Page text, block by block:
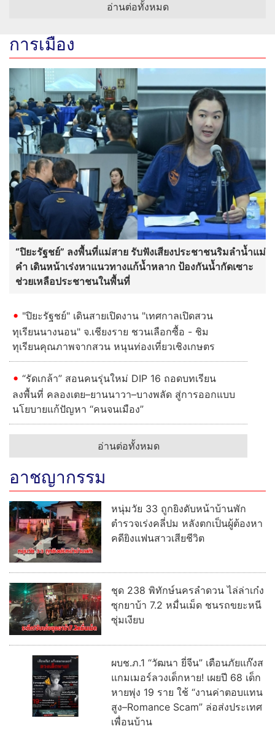
อ่านต่อทั้งหมด
การเมือง
“ปิยะรัฐชย์” ลงพื้นที่แม่สาย รับฟังเสียงประชาชนริมลำน้ำแม่
คำ เดินหน้าเร่งหาแนวทางแก้น้ำหลาก ป้องกันน้ำกัดเซาะ
ช่วยเหลือประชาชนในพื้นที่
"ปิยะรัฐชย์" เดินสายเปิดงาน "เทศกาลเปิดสวน
ทุเรียนนางนอน" จ.เชียงราย ชวนเลือกซื้อ - ชิม
ทุเรียนคุณภาพจากสวน หนุนท่องเที่ยวเชิงเกษตร
“รัดเกล้า” สอนคนรุ่นใหม่ DIP 16 ถอดบทเรียน
ลงพื้นที่ คลองเตย–ยานนาวา–บางพลัด สู่การออกแบบ
นโยบายแก้ปัญหา “คนจนเมือง”
อ่านต่อทั้งหมด
อาชญากรรม
หนุ่มวัย 33 ถูกยิงดับหน้าบ้านพัก
ตำรวจเร่งคลี่ปม หลังตกเป็นผู้ต้องหา
คดียิงแฟนสาวเสียชีวิต
ชุด 238 พิทักษ์นครลำดวน ไล่ล่าเก๋ง
ซุกยาบ้า 7.2 หมื่นเม็ด ชนรถขยะหนี
ซุ่มเงียบ
ผบช.ภ.1 “วัฒนา ยี่จีน” เตือนภัยแก๊งส
แกมเมอร์ลวงเด็กหาย! เผยปี 68 เด็ก
หายพุ่ง 19 ราย ใช้ “งานค่าตอบแทน
สูง–Romance Scam” ล่อส่งประเทศ
เพื่อนบ้าน